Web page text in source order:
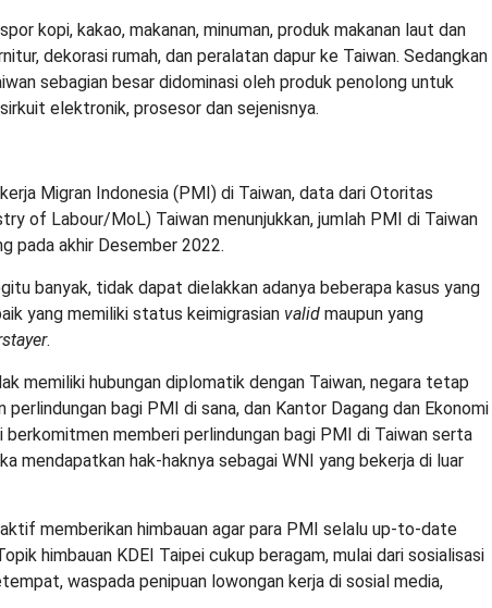
kopi, kakao, makanan, minuman, produk makanan laut dan
dekorasi rumah, dan peralatan dapur ke Taiwan. Sedangkan
sebagian besar didominasi oleh produk penolong untuk
elektronik, prosesor dan sejenisnya.
Migran Indonesia (PMI) di Taiwan, data dari Otoritas
of Labour/MoL) Taiwan menunjukkan, jumlah PMI di Taiwan
pada akhir Desember 2022.
banyak, tidak dapat dielakkan adanya beberapa kasus yang
yang memiliki status keimigrasian valid maupun yang
.
memiliki hubungan diplomatik dengan Taiwan, negara tetap
perlindungan bagi PMI di sana, dan Kantor Dagang dan Ekonomi
berkomitmen memberi perlindungan bagi PMI di Taiwan serta
mendapatkan hak-haknya sebagai WNI yang bekerja di luar
memberikan himbauan agar para PMI selalu up-to-date
himbauan KDEI Taipei cukup beragam, mulai dari sosialisasi
waspada penipuan lowongan kerja di sosial media,